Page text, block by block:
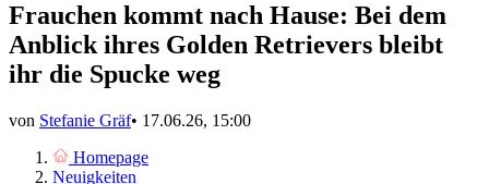
Frauchen kommt nach Hause: Bei dem
Anblick ihres Golden Retrievers bleibt
ihr die Spucke weg
von Stefanie Gräf• 17.06.26, 15:00
Homepage
Neuigkeiten